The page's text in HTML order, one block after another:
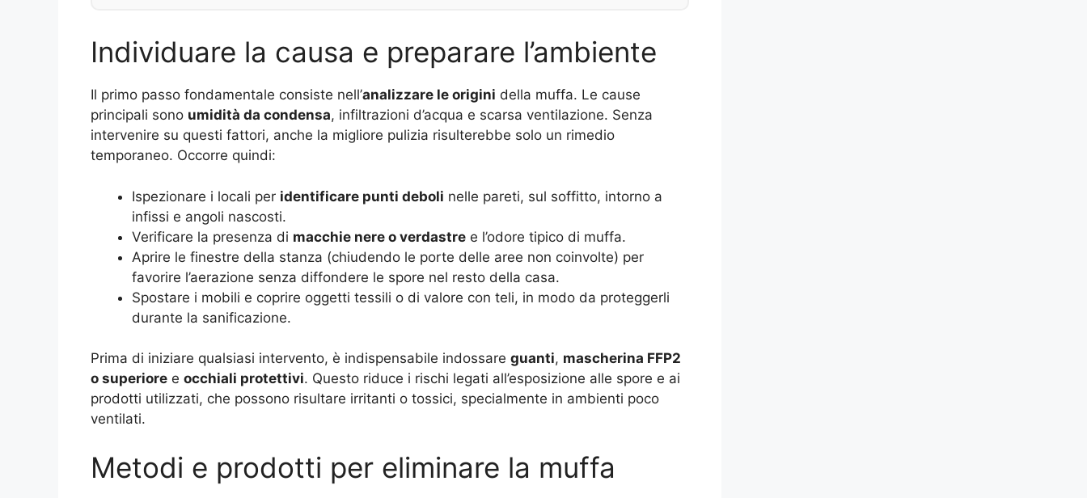
Individuare la causa e preparare l’ambiente
Il primo passo fondamentale consiste nell’analizzare le origini della muffa. Le cause
principali sono umidità da condensa, infiltrazioni d’acqua e scarsa ventilazione. Senza
intervenire su questi fattori, anche la migliore pulizia risulterebbe solo un rimedio
temporaneo. Occorre quindi:
Ispezionare i locali per identificare punti deboli nelle pareti, sul soffitto, intorno a
infissi e angoli nascosti.
Verificare la presenza di macchie nere o verdastre e l’odore tipico di muffa.
Aprire le finestre della stanza (chiudendo le porte delle aree non coinvolte) per
favorire l’aerazione senza diffondere le spore nel resto della casa.
Spostare i mobili e coprire oggetti tessili o di valore con teli, in modo da proteggerli
durante la sanificazione.
Prima di iniziare qualsiasi intervento, è indispensabile indossare guanti, mascherina FFP2
o superiore e occhiali protettivi. Questo riduce i rischi legati all’esposizione alle spore e ai
prodotti utilizzati, che possono risultare irritanti o tossici, specialmente in ambienti poco
ventilati.
Metodi e prodotti per eliminare la muffa